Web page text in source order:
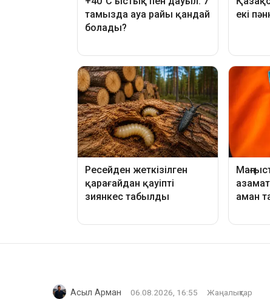
Асыл Арман 06.08.2026, 16:55 Жаңалықтар